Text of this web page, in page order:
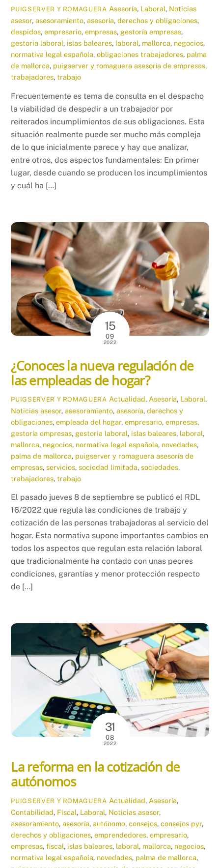
PUIGSERVER Y ROMAGUERA Asesoría, Laboral, Noticias
asesor,asesoramiento,asesoría,derechos y obligaciones,
despidos,empresario,empresas, gestoría empresas,
gestoria laboral, islas baleares, laboral, mallorca, negocios,
normativa legal española,obligaciones trabajadores, palma
de mallorca, puigserver y romaguera asesoría de empresas,
trabajadores,trabajo
Frecuentemente es tema de consulta en el despacho
la viabilidad de despedir a un trabajador por
reiterados incumplimientos de sus obligaciones. Esta
situación realmente puede ser mucho más compleja
de lo que inicialmente parece y hay que analizar,
entre otros, dos aspectos fundamentales: En primer
lugar, desde cuando se producen los incumplimientos
y cuál ha […]
15
09
2022
¿Conoces la nueva regulación de
las empleadas de hogar?
PUIGSERVER Y ROMAGUERA Actualidad, Asesoría, Laboral,
Noticias asesor,asesoramiento,asesoría,derechos y
obligaciones,empleada del hogar,empresario,empresas,
gestoría empresas, gestoria laboral, islas baleares, laboral,
mallorca, negocios, normativa legal española, novedades,
palma de mallorca, puigserver y romaguera asesoría de
empresas,servicios,sociedad limitada,sociedades,
trabajadores,trabajo
El pasado jueves 8 de septiembre se publicó el RDL
16/2022 que regula las condiciones de trabajo y
cotización de las personas trabajadoras al servicio del
hogar. Esta normativa supone importantes cambios en
todos los aspectos que regulan esta relación laboral
que tradicionalmente ha contado con unas peores
condiciones, garantías y menor protección respecto
de […]
31
08
2022
La reforma en la cotización de
autónomos
PUIGSERVER Y ROMAGUERA Actualidad, Asesoría,
Contabilidad, Fiscal, Laboral, Noticias asesor,
asesoramiento,asesoría,autónomo,consejos,consejos pyr,
derechos y obligaciones,emprendedores,empresario,
empresas,fiscal, islas baleares, laboral, mallorca, negocios,
normativa legal española, novedades, palma de mallorca,